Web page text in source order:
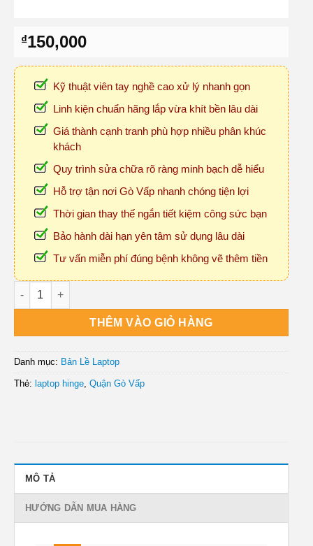
₫150,000
Kỹ thuật viên tay nghề cao xử lý nhanh gọn
Linh kiện chuẩn hãng lắp vừa khít bền lâu dài
Giá thành cạnh tranh phù hợp nhiều phân khúc
khách
Quy trình sửa chữa rõ ràng minh bạch dễ hiểu
Hỗ trợ tận nơi Gò Vấp nhanh chóng tiện lợi
Thời gian thay thế ngắn tiết kiệm công sức bạn
Bảo hành dài hạn yên tâm sử dụng lâu dài
Tư vấn miễn phí đúng bệnh không vẽ thêm tiền
Thay Bản Lề Laptop Tận Nơi Giá Rẻ Ở Gò Vấp số lượng
THÊM VÀO GIỎ HÀNG
Danh mục: Bản Lề Laptop
Thẻ: laptop hinge Quận Gò Vấp
MÔ TẢ
HƯỚNG DẪN MUA HÀNG